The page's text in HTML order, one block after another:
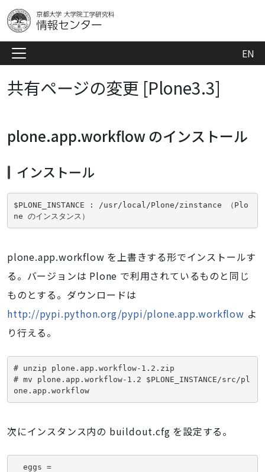
EN
共有ページの変更 [Plone3.3]
plone.app.workflow のインストール
インストール
$PLONE_INSTANCE : /usr/local/Plone/zinstance （Plo
ne のインスタンス）
plone.app.workflow を上書きする形でインストールす
る。バージョンは Plone で利用されているものと同じ
ものとする。ダウンロードは
http://pypi.python.org/pypi/plone.app.workflow よ
り行える。
# unzip plone.app.workflow-1.2.zip
# mv plone.app.workflow-1.2 $PLONE_INSTANCE/src/pl
one.app.workflow
次にインスタンス内の buildout.cfg を設定する。
eggs =